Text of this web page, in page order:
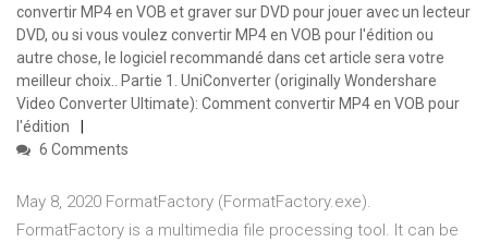
convertir MP4 en VOB et graver sur DVD pour jouer avec un lecteur
DVD, ou si vous voulez convertir MP4 en VOB pour l'édition ou
autre chose, le logiciel recommandé dans cet article sera votre
meilleur choix.. Partie 1. UniConverter (originally Wondershare
Video Converter Ultimate): Comment convertir MP4 en VOB pour
l'édition
6 Comments
May 8, 2020 FormatFactory (FormatFactory.exe).
FormatFactory is a multimedia file processing tool. It can be